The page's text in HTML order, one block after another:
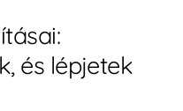
és lépjetek